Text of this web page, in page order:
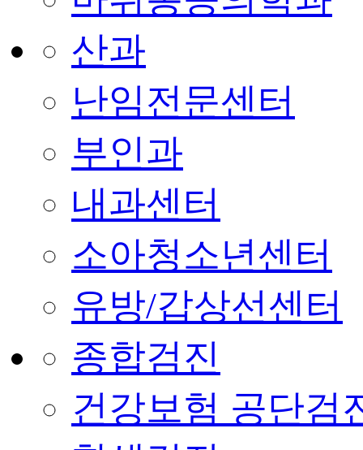
산과
난임전문센터
부인과
내과센터
소아청소년센터
유방/갑상선센터
종합검진
건강보험 공단검